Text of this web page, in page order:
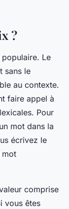
?
Le
sans le
au contexte.
faire appel à
Pour
mot dans la
écrivez le
mot
comprise
vous êtes